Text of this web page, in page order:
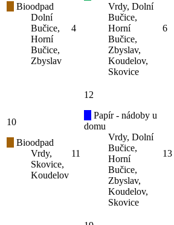
Bioodpad
Dolní
Bučice,
Horní
Bučice,
Zbyslav
4
Vrdy, Dolní
Bučice,
Horní
Bučice,
Zbyslav,
Koudelov,
Skovice
6
10
Bioodpad
Vrdy,
Skovice,
Koudelov
11
12
Papír - nádoby u
domu
Vrdy, Dolní
Bučice,
Horní
Bučice,
Zbyslav,
Koudelov,
Skovice
13